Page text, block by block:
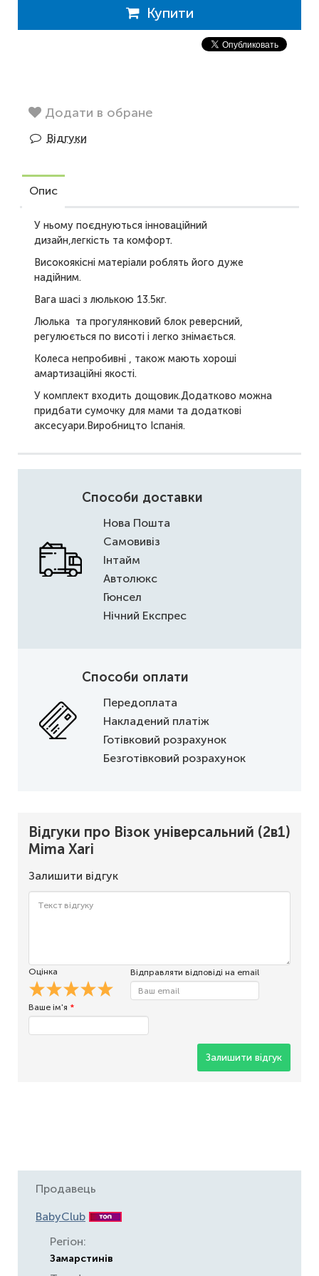
Купити
Додати в обране
Відгуки
Опис
У ньому поєднуються інноваційний
дизайн,легкість та комфорт.
Високоякісні матеріали роблять його дуже
надійним.
Вага шасі з люлькою 13.5кг.
Люлька та прогулянковий блок реверсний,
регулюється по висоті і легко знімається.
Колеса непробивні , також мають хороші
амартизаційні якості.
У комплект входить дощовик.Додатково можна
придбати сумочку для мами та додаткові
аксесуари.Виробницто Іспанія.
Способи доставки
Нова Пошта
Самовивіз
Інтайм
Автолюкс
Гюнсел
Нічний Експрес
Способи оплати
Передоплата
Накладений платіж
Готівковий розрахунок
Безготівковий розрахунок
Відгуки про Візок універсальний (2в1)
Mima Xari
Залишити відгук
Оцінка Відправляти відповіді на email
Ваше ім'я *
Залишити відгук
Продавець
BabyClub
Регіон:
Замарстинів